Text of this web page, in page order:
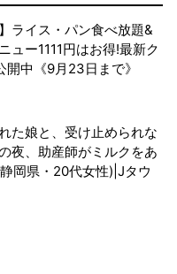
ライス・パン食べ放題&
ュー1111円はお得!最新ク
開中《9月23日まで》
た娘と、受け止められな
夜、助産師がミルクをあ
岡県・20代女性)|Jタウ